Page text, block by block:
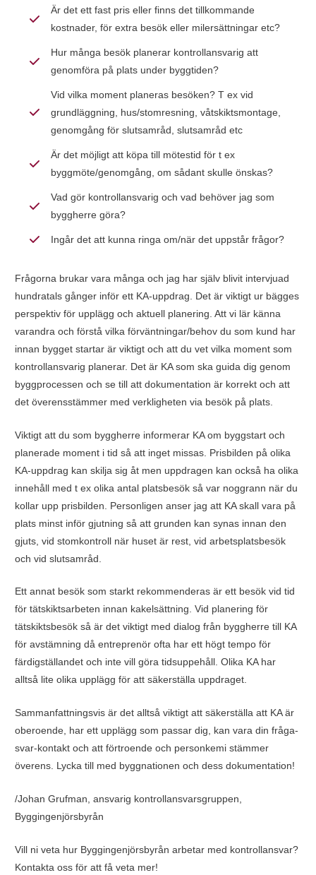
Är det ett fast pris eller finns det tillkommande
kostnader, för extra besök eller milersättningar etc?
Hur många besök planerar kontrollansvarig att
genomföra på plats under byggtiden?
Vid vilka moment planeras besöken? T ex vid
grundläggning, hus/stomresning, våtskiktsmontage,
genomgång för slutsamråd, slutsamråd etc
Är det möjligt att köpa till mötestid för t ex
byggmöte/genomgång, om sådant skulle önskas?
Vad gör kontrollansvarig och vad behöver jag som
byggherre göra?
Ingår det att kunna ringa om/när det uppstår frågor?
Frågorna brukar vara många och jag har själv blivit intervjuad
hundratals gånger inför ett KA-uppdrag. Det är viktigt ur bägges
perspektiv för upplägg och aktuell planering. Att vi lär känna
varandra och förstå vilka förväntningar/behov du som kund har
innan bygget startar är viktigt och att du vet vilka moment som
kontrollansvarig planerar. Det är KA som ska guida dig genom
byggprocessen och se till att dokumentation är korrekt och att
det överensstämmer med verkligheten via besök på plats.
Viktigt att du som byggherre informerar KA om byggstart och
planerade moment i tid så att inget missas. Prisbilden på olika
KA-uppdrag kan skilja sig åt men uppdragen kan också ha olika
innehåll med t ex olika antal platsbesök så var noggrann när du
kollar upp prisbilden. Personligen anser jag att KA skall vara på
plats minst inför gjutning så att grunden kan synas innan den
gjuts, vid stomkontroll när huset är rest, vid arbetsplatsbesök
och vid slutsamråd.
Ett annat besök som starkt rekommenderas är ett besök vid tid
för tätskiktsarbeten innan kakelsättning. Vid planering för
tätskiktsbesök så är det viktigt med dialog från byggherre till KA
för avstämning då entreprenör ofta har ett högt tempo för
färdigställandet och inte vill göra tidsuppehåll. Olika KA har
alltså lite olika upplägg för att säkerställa uppdraget.
Sammanfattningsvis är det alltså viktigt att säkerställa att KA är
oberoende, har ett upplägg som passar dig, kan vara din fråga-
svar-kontakt och att förtroende och personkemi stämmer
överens. Lycka till med byggnationen och dess dokumentation!
/Johan Grufman, ansvarig kontrollansvarsgruppen,
Byggingenjörsbyrån
Vill ni veta hur Byggingenjörsbyrån arbetar med kontrollansvar?
Kontakta oss för att få veta mer!